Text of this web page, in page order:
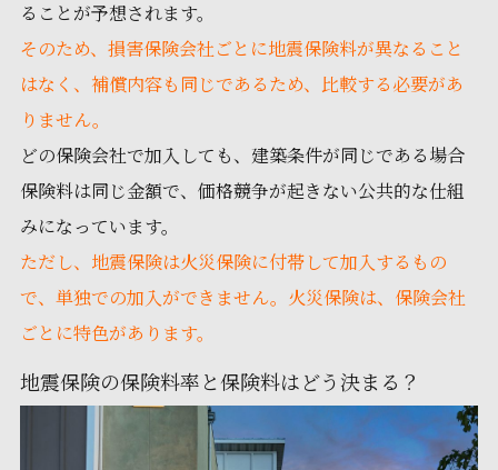
ることが予想されます。
そのため、損害保険会社ごとに地震保険料が異なること
はなく、補償内容も同じであるため、比較する必要があ
りません。
どの保険会社で加入しても、建築条件が同じである場合
保険料は同じ金額で、価格競争が起きない公共的な仕組
みになっています。
ただし、地震保険は火災保険に付帯して加入するもの
で、単独での加入ができません。 火災保険は、保険会社
ごとに特色があります。
地震保険の保険料率と保険料はどう決まる？